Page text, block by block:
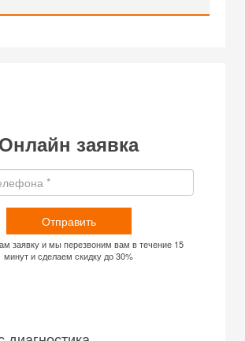
Онлайн заявка
Отправить
заявку и мы перезвоним вам в течение 15
минут и сделаем скидку до 30%